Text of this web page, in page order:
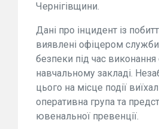
Чернігівщини.
Дані про інцидент із
виявлені офіцером служби
безпеки під час виконання
навчальному закладі.
цього на місце події
оперативна група та
ювенальної превенції.